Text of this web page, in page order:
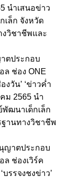
นำเสนอข่าว
ล็ก จังหวัด
งวิชาชีพและ
ตประกอบ
ช่อง ONE
งวัน’ ‘ข่าวค่ำ
คม 2565 นำ
ฒนาเด็กเล็ก
านทางวิชาชีพ
ญาตประกอบ
ช่องเวิร์ค
รรจงชงข่าว’